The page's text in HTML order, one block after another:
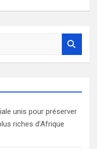
unis pour préserver
riches d’Afrique